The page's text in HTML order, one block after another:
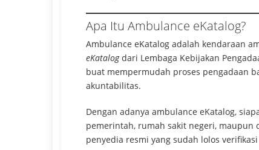
Apa Itu Ambulance eKatalog?
Ambulance eKatalog adalah kendaraan
eKatalogdari Lembaga Kebijakan
buat mempermudah proses pengadaan
akuntabilitas.
Dengan adanya ambulance eKatalog,
pemerintah, rumah sakit negeri, maupun
penyedia resmi yang sudah lolos verifikasi